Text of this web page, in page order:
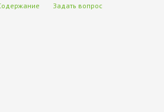
Задать вопрос